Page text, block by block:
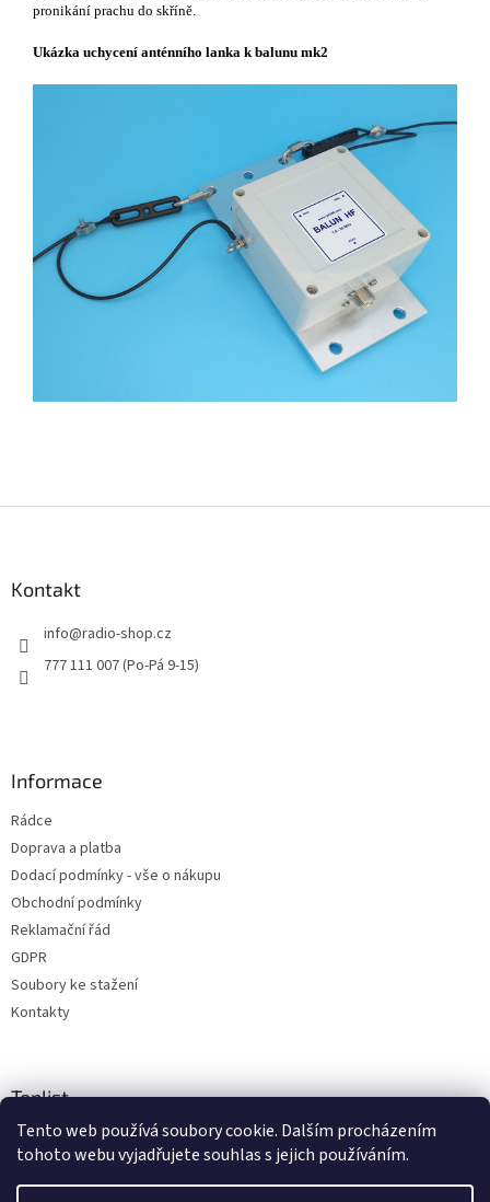
Tento web používá soubory cookie. Dalším procházením
tohoto webu vyjadřujete souhlas s jejich používáním.
pronikání prachu do skříně.
Ukázka uchycení anténního lanka k balunu mk2
Kontakt
info@radio-shop.cz
777 111 007 (Po-Pá 9-15)
Informace
Rádce
Doprava a platba
Dodací podmínky - vše o nákupu
Obchodní podmínky
Reklamační řád
GDPR
Soubory ke stažení
Kontakty
Toplist